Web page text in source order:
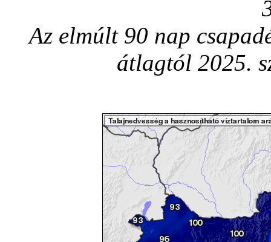
Az elmúlt 90 nap
átlagtól 2025.